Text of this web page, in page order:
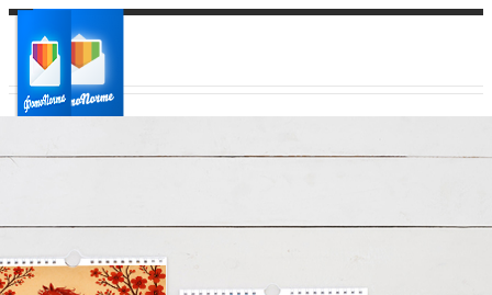
Ваш регион доставки
Выберите из списка: